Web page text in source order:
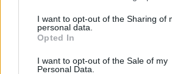
I want to opt-out of the Sharing of
personal data.
Opted In
I want to opt-out of the Sale of my
Personal Data.
La Guardia Civil pudo
mediante forzamiento a la